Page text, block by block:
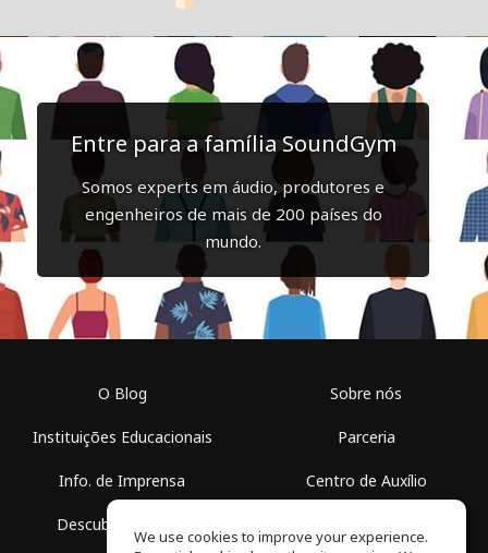
Entre para a família SoundGym
Somos experts em áudio, produtores e
engenheiros de mais de 200 países do
mundo.
O Blog
Instituições Educacionais
Info. de Imprensa
Descubra Espaços
Sobre nós
Parceria
Centro de Auxílio
We use cookies to improve your experience.